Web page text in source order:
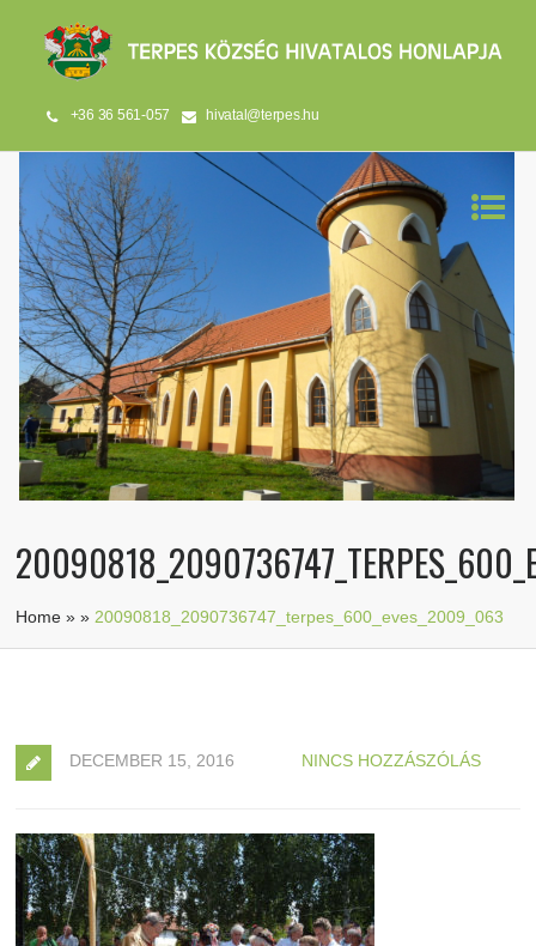
+36 36 561-057 hivatal@terpes.hu
Home »» 20090818_2090736747_terpes_600_eves_2009_063
DECEMBER 15, 2016 NINCS HOZZÁSZÓLÁS